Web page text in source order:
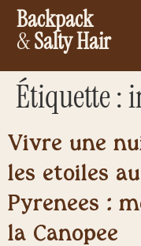
Backpack
&Salty Hair
Étiquette :
Vivre une
les étoiles
Pyrénées :
la Canopée